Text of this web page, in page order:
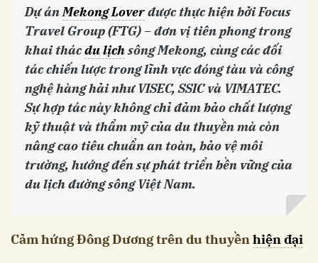
Dự ánMekong Loverđược thực hiện bởi Focus
Travel Group (FTG) – đơn vị tiên phong trong
khai thácdu lịchsông Mekong, cùng các đối
tác chiến lược trong lĩnh vực đóng tàu và công
nghệ hàng hải như VISEC, SSIC và VIMATEC.
Sự hợp tác này không chỉ đảm bảo chất lượng
kỹ thuật và thẩm mỹ của du thuyền mà còn
nâng cao tiêu chuẩn an toàn, bảo vệ môi
trường, hướng đến sự phát triển bền vững của
du lịch đường sông Việt Nam.
Cảm hứng Đông Dương trên du thuyềnhiện đại